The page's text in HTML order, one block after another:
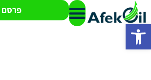
פתח סרגל נגישות